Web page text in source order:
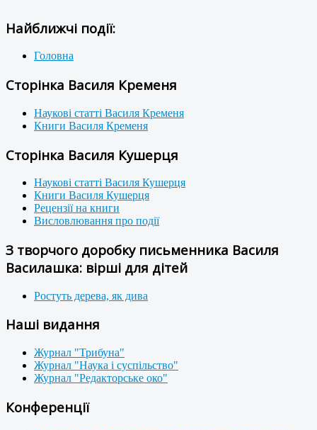
Найближчі події:
Головна
Сторінка Василя Кременя
Наукові статті Василя Кременя
Книги Василя Кременя
Сторінка Василя Кушерця
Наукові статті Василя Кушерця
Книги Василя Кушерця
Рецензії на книги
Висловлювання про події
З творчого доробку письменника Василя
Василашка: вірші для дітей
Ростуть дерева, як дива
Наші видання
Журнал "Трибуна"
Журнал "Наука і суспільство"
Журнал "Редакторське око"
Конференції